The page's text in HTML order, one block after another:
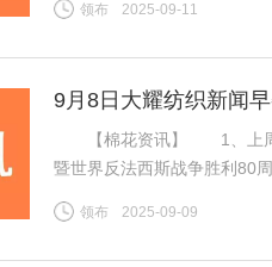
增，对金融市场有非常重要
领布 2025-09-11
9月8日大耀纺织新闻
【棉花资讯】 1、上周国
暨世界反法西斯战争胜利80
不足，因此周内郑棉维持震
领布 2025-09-09